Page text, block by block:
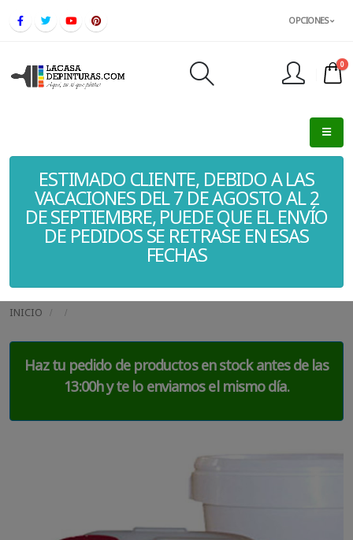
OPCIONES
0
ESTIMADO CLIENTE, DEBIDO A LAS
VACACIONES DEL 7 DE AGOSTO AL 2
DE SEPTIEMBRE, PUEDE QUE EL ENVÍO
DE PEDIDOS SE RETRASE EN ESAS
FECHAS
INICIO
Haz tu pedido de productos en stock antes de las
13:00h y te lo enviamos el mismo día.